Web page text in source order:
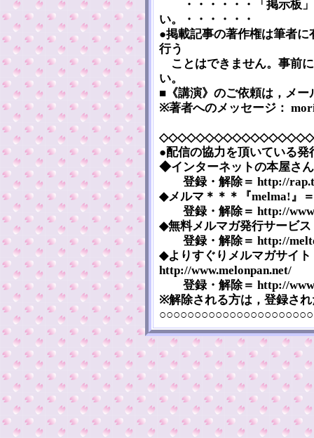
・・・・・・「掲示板」
い。・・・・・・
●掲載記事の著作権は筆者
行う
ことはできません。事前
い。
■《講演》のご依頼は，メ
※著者へのメッセージ：
●配信の協力を頂いている発
◆インターネットの本屋さ
登録・解除＝ http://
◆メルマ＊＊＊『melma!』
登録・解除＝ http://
◆無料メルマガ発行サービ
登録・解除＝ http://
◆よりすぐりメルマガサイ
http://www.melonpan.net/
登録・解除＝ http://
※解除される方は，登録さ